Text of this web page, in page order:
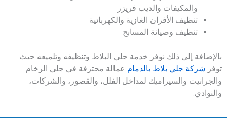
والمكيفات والديب فريزر
تنظيف الأفران الغازية والكهربائية
تنظيف وصيانة المسابح
بالإضافة إلى ذلك نوفر خدمة جلي البلاط وتنظيفه وتلميعه حيث
توفر شركة جلي بلاط بالدمام عمالة محترفة في جلي الرخام
والجرانيت والسيراميك لمداخل الفلل، والقصور، والشركات،
والنوادي.